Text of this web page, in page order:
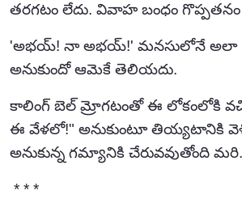
తరగటం లేదు. వివాహ బంధం
'అభయ్! నా అభయ్!' మనసులోనే అలా
అనుకుందో ఆమెకే తెలియదు.
కాలింగ్ బెల్ మ్రోగటంతో ఈ లోకంలోకి
ఈ వేళలో!" అనుకుంటూ తియ్యటానికి
అనుకున్న గమ్యానికి చేరువవుతోంది మరి.
* * *